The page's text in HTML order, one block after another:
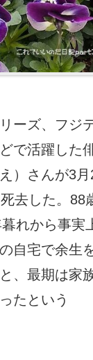
ーズ、フジ
で活躍した
）さんが3
去した。88
れから事実
自宅で余生
、最期は家
たという